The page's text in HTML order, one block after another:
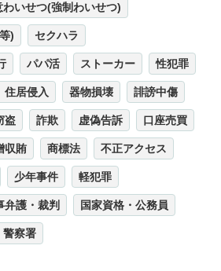
わいせつ(強制わいせつ)
) セクハラ
パパ活 ストーカー 性犯罪
住居侵入 器物損壊 誹謗中傷
盗 詐欺 虚偽告訴 口座売買
収賄 商標法 不正アクセス
少年事件 軽犯罪
弁護・裁判 国家資格・公務員
警察署